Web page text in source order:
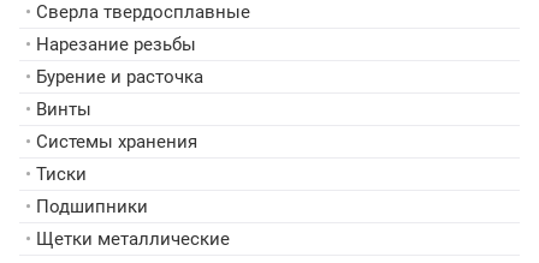
• Сверла твердосплавные
• Нарезание резьбы
• Бурение и расточка
• Винты
• Системы хранения
• Тиски
• Подшипники
• Щетки металлические